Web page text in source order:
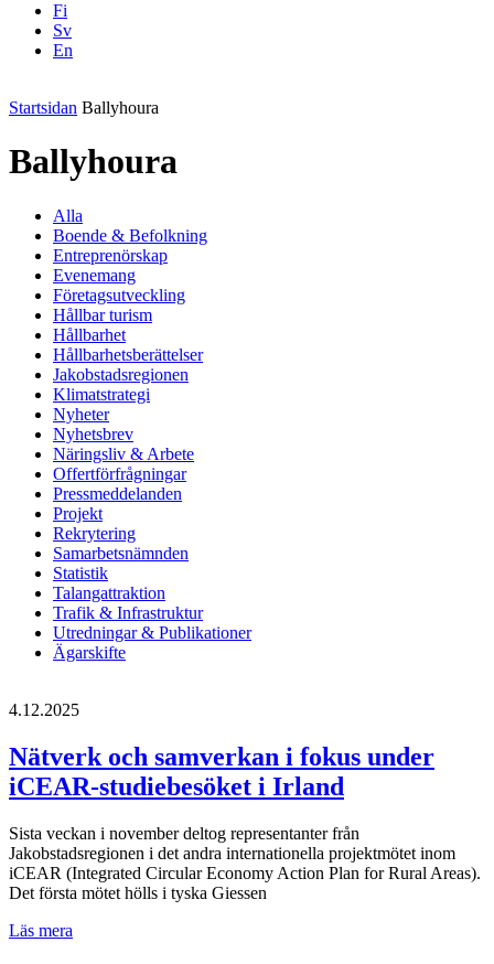
Fi
Sv
En
Startsidan Ballyhoura
Ballyhoura
Alla
Boende & Befolkning
Entreprenörskap
Evenemang
Företagsutveckling
Hållbar turism
Hållbarhet
Hållbarhetsberättelser
Jakobstadsregionen
Klimatstrategi
Nyheter
Nyhetsbrev
Näringsliv & Arbete
Offertförfrågningar
Pressmeddelanden
Projekt
Rekrytering
Samarbetsnämnden
Statistik
Talangattraktion
Trafik & Infrastruktur
Utredningar & Publikationer
Ägarskifte
4.12.2025
Nätverk och samverkan i fokus under
iCEAR-studiebesöket i Irland
Sista veckan i november deltog representanter från
Jakobstadsregionen i det andra internationella projektmötet inom
iCEAR (Integrated Circular Economy Action Plan for Rural Areas).
Det första mötet hölls i tyska Giessen
Läs mera